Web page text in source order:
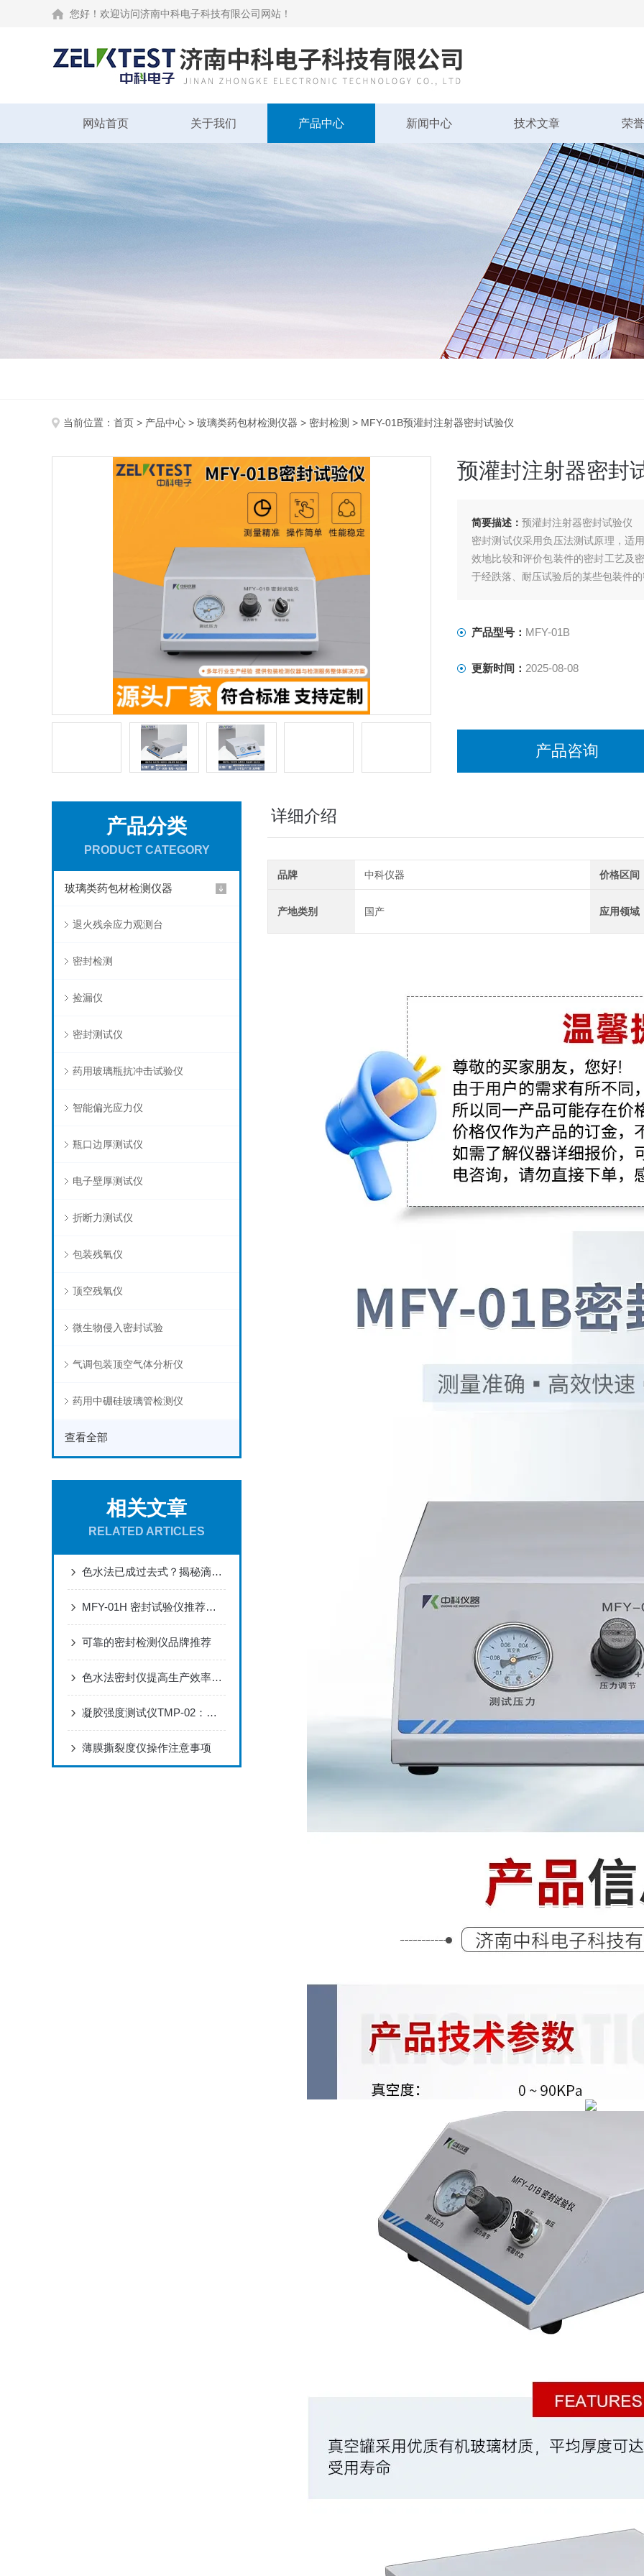
您好！欢迎访问济南中科电子科技有限公司网站！
网站首页 关于我们 产品中心 新闻中心 技术文章 荣
当前位置： 首页 > 产品中心 > 玻璃类药包材检测仪器 > 密封检测 > MFY-01B预灌封注射器密封试验仪
预灌封注射器密封
简要描述： 预灌封注射器密封试验仪
密封测试仪采用负压法测试原理，适
效地比较和评价包装件的密封工艺及
于经跌落、耐压试验后的某些包装件
产品型号： MFY-01B
更新时间： 2025-08-08
产品咨询
产品分类
PRODUCT CATEGORY
玻璃类药包材检测仪器
退火残余应力观测台
密封检测
捡漏仪
密封测试仪
药用玻璃瓶抗冲击试验仪
智能偏光应力仪
瓶口边厚测试仪
电子壁厚测试仪
折断力测试仪
包装残氧仪
顶空残氧仪
微生物侵入密封试验
气调包装顶空气体分析仪
药用中硼硅玻璃管检测仪
查看全部
相关文章
RELATED ARTICLES
色水法已成过去式？揭秘滴眼剂瓶密封检测新技术
MFY-01H 密封试验仪推荐：高性价比包装密封检测解决方案
可靠的密封检测仪品牌推荐
色水法密封仪提高生产效率和安全性
凝胶强度测试仪TMP-02：实验室凝胶强度测定的标准化配置
薄膜撕裂度仪操作注意事项
详细介绍
品牌 中科仪器 价格区间
产地类别 国产 应用领域